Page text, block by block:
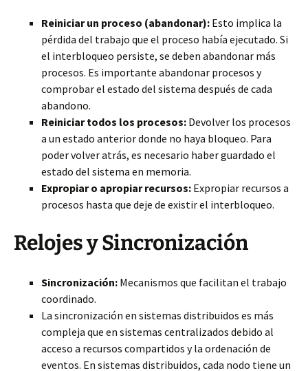
Reiniciar un proceso (abandonar): Esto implica la
pérdida del trabajo que el proceso había ejecutado. Si
el interbloqueo persiste, se deben abandonar más
procesos. Es importante abandonar procesos y
comprobar el estado del sistema después de cada
abandono.
Reiniciar todos los procesos: Devolver los procesos
a un estado anterior donde no haya bloqueo. Para
poder volver atrás, es necesario haber guardado el
estado del sistema en memoria.
Expropiar o apropiar recursos: Expropiar recursos a
procesos hasta que deje de existir el interbloqueo.
Relojes y Sincronización
Sincronización: Mecanismos que facilitan el trabajo
coordinado.
La sincronización en sistemas distribuidos es más
compleja que en sistemas centralizados debido al
acceso a recursos compartidos y la ordenación de
eventos. En sistemas distribuidos, cada nodo tiene un